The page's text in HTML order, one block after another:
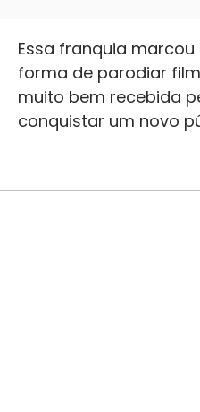
Essa franquia
forma de parodiar
muito bem recebida
conquistar um novo